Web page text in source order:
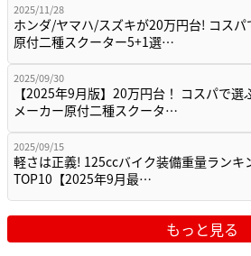
2025/11/28
ホンダ/ヤマハ/スズキが20万円台! コスパ
原付二種スクーター5+1選…
2025/09/30
【2025年9月版】20万円台！ コスパで選
メーカー原付二種スクータ…
2025/09/15
軽さは正義! 125ccバイク装備重量ランキ
TOP10【2025年9月最…
もっと見る